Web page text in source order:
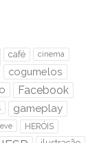
café cinema
cogumelos
Facebook
gameplay
HERÓIS